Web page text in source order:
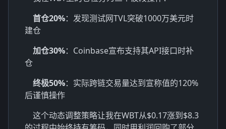
首仓20%：发现测试网TVL突破1000万美元时
建仓
加仓30%：Coinbase宣布支持其API接口时补
仓
终极50%：实际跨链交易量达到宣称值的120%
后谨慎操作
这个动态调整策略让我在WBT从$0.17涨到$8.3